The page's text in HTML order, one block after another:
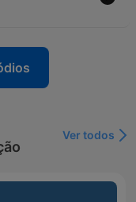
Ver todos